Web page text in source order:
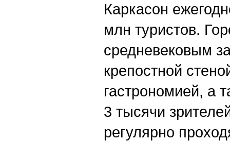
Каркасон
млн туристов.
средневековым
крепостной
гастрономией, а
3 тысячи
регулярно